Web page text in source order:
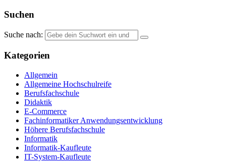
Suchen
Suche nach:
Kategorien
Allgemein
Allgemeine Hochschulreife
Berufsfachschule
Didaktik
E-Commerce
Fachinformatiker Anwendungsentwicklung
Höhere Berufsfachschule
Informatik
Informatik-Kaufleute
IT-System-Kaufleute